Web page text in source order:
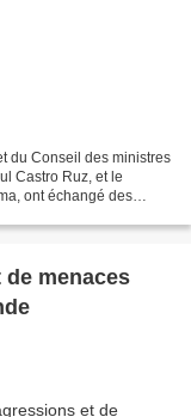
du Conseil des ministres
Castro Ruz, et le
ont échangé des
menaces